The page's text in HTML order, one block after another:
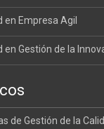
en Empresa Agil
en Gestión de la
de Gestión de la